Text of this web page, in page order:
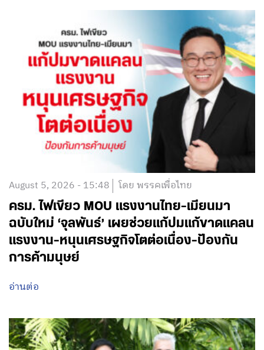
โดย พรรคเพื่อไทย
‘วิจัย-นวัตกรรม-เทคโนโลยี’ คือโอกาสใหม่
ของคนพิการไทย และพลังขับเคลื่อนเศรษฐกิจ
ประเทศ
อ่านต่อ